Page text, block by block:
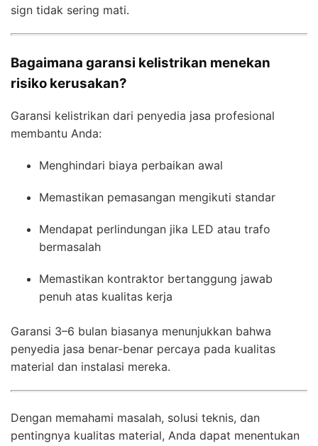
sign tidak sering mati.
Bagaimana garansi kelistrikan menekan
risiko kerusakan?
Garansi kelistrikan dari penyedia jasa profesional
membantu Anda:
Menghindari biaya perbaikan awal
Memastikan pemasangan mengikuti standar
Mendapat perlindungan jika LED atau trafo
bermasalah
Memastikan kontraktor bertanggung jawab
penuh atas kualitas kerja
Garansi 3–6 bulan biasanya menunjukkan bahwa
penyedia jasa benar-benar percaya pada kualitas
material dan instalasi mereka.
Dengan memahami masalah, solusi teknis, dan
pentingnya kualitas material, Anda dapat menentukan